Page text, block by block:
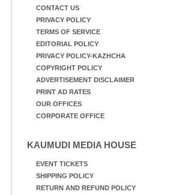
CONTACT US
PRIVACY POLICY
TERMS OF SERVICE
EDITORIAL POLICY
PRIVACY POLICY-KAZHCHA
COPYRIGHT POLICY
ADVERTISEMENT DISCLAIMER
PRINT AD RATES
OUR OFFICES
CORPORATE OFFICE
KAUMUDI MEDIA HOUSE
EVENT TICKETS
SHIPPING POLICY
RETURN AND REFUND POLICY